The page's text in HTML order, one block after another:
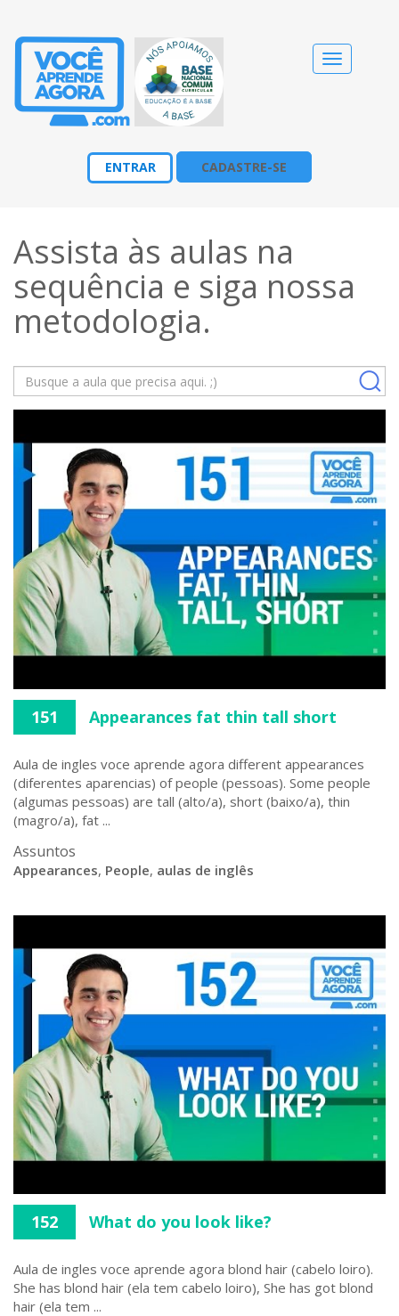
Alternar
navegação
ENTRAR CADASTRE-SE
Assista às aulas na
sequência e siga nossa
metodologia.
151 Appearances fat thin tall short
Aula de ingles voce aprende agora different appearances
(diferentes aparencias) of people (pessoas). Some people
(algumas pessoas) are tall (alto/a), short (baixo/a), thin
(magro/a), fat ...
Assuntos
Appearances, People, aulas de inglês
152 What do you look like?
Aula de ingles voce aprende agora blond hair (cabelo loiro).
She has blond hair (ela tem cabelo loiro), She has got blond
hair (ela tem ...